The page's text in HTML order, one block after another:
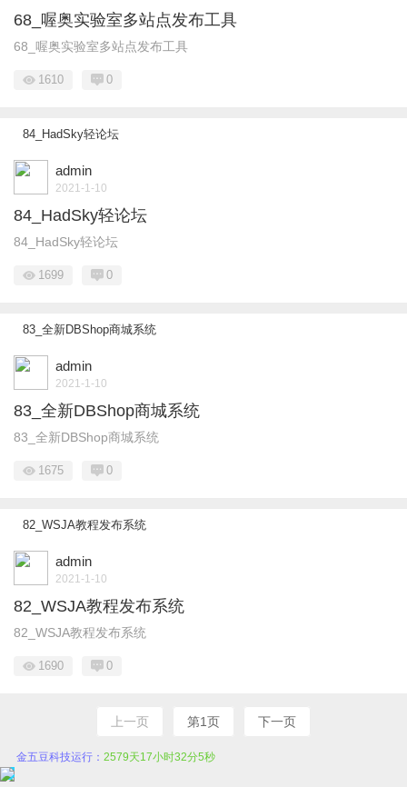
68_喔奥实验室多站点发布工具
68_喔奥实验室多站点发布工具
1610 0
84_HadSky轻论坛
admin
2021-1-10
84_HadSky轻论坛
84_HadSky轻论坛
1699 0
83_全新DBShop商城系统
admin
2021-1-10
83_全新DBShop商城系统
83_全新DBShop商城系统
1675 0
82_WSJA教程发布系统
admin
2021-1-10
82_WSJA教程发布系统
82_WSJA教程发布系统
1690 0
上一页 第1页 下一页
金五豆科技运行： 2579天17小时32分6秒